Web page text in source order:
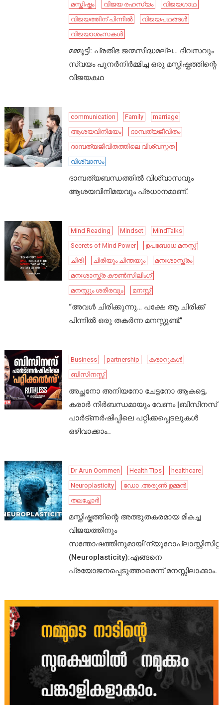
മസ്തിഷ്കം
വിജയ രഹസ്യം
വിജയഗാഥ
വിജയത്തിന് പിന്നിൽ
വിജയപഥങ്ങൾ
വിജയാശംസകൾ
മമ്മൂട്ടി: പ്രതിഭ ജന്മസിദ്ധമല്ല… ദിവസവും
സ്വയം പുനർനിർമ്മിച്ച ഒരു മസ്തിഷ്കത്തിന്റെ
വിജയകഥ
communication Family
marriage
ആശയവിനിമയം
ദാമ്പത്യജീവിതം
ദാമ്പത്യജീവിതത്തിലെ വിശ്വസ്തത
വിശ്വാസം
ദാമ്പത്യബന്ധത്തിൽ വിശ്വാസവും
ആശയവിനിമയവും പ്രധാനമാണ്.
Mind Reading Mindset
MindTalks
Secrets of Mind Power
ഉപബോധ മനസ്സ്
ചിരി
ചിരിയും ചിന്തയും
മനഃശാസ്ത്രം
മനഃശാസ്ത്ര കൗൺസിലിംഗ്
മനസ്സും ശരീരവും
മനസ്സ്
“അവൾ ചിരിക്കുന്നു… പക്ഷേ ആ ചിരിക്ക്
പിന്നിൽ ഒരു തകർന്ന മനസ്സുണ്ട്.”
Business partnership
കരാറുകൾ
ബിസിനസ്സ്
അച്ഛനോ അനിയനോ ചേട്ടനോ ആകട്ടെ,
കരാർ നിർബന്ധമായും വേണം |ബിസിനസ്
പാർട്ണർഷിപ്പിലെ പറ്റിക്കപ്പെടലുകൾ
ഒഴിവാക്കാം..
Dr Arun Oommen Health Tips
healthcare
Neuroplasticity
ഡോ .അരുൺ ഉമ്മൻ
തലച്ചോർ
മസ്തിഷ്കത്തിന്റെ അത്ഭുതകരമായ മികച്ച
വിജയത്തിനും
സന്തോഷത്തിനുമായി’ന്യൂറോപ്ലാസ്റ്റിസിറ്റി’
(Neuroplasticity):എങ്ങനെ
പ്രയോജനപ്പെടുത്താമെന്ന് മനസ്സിലാക്കാം.